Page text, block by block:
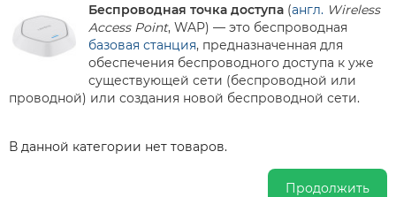
Беспроводная точка доступа (англ. Wireless
Access Point, WAP) — это беспроводная
базовая станция, предназначенная для
обеспечения беспроводного доступа к уже
существующей сети (беспроводной или
проводной) или создания новой беспроводной сети.
В данной категории нет товаров.
Продолжить